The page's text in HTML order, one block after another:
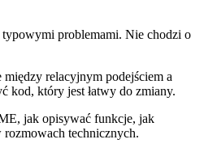
typowymi problemami. Nie chodzi o
relacyjnym podejściem a
kod, który jest łatwy do zmiany.
jak opisywać funkcje, jak
technicznych.